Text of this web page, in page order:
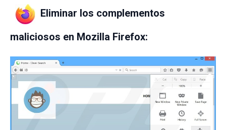
Eliminar los complementos
maliciosos en Mozilla Firefox: